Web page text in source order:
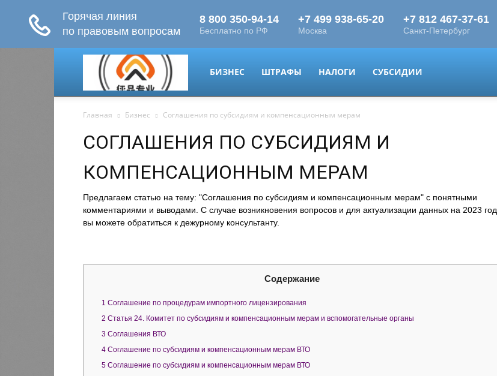
migrant-
plus.ru
БИЗНЕС ШТРАФЫ НАЛОГИ СУБСИДИИ
Главная Бизнес Соглашения по субсидиям и компенсационным мерам
СОГЛАШЕНИЯ ПО СУБСИДИЯМ И
КОМПЕНСАЦИОННЫМ МЕРАМ
Предлагаем статью на тему: "Соглашения по субсидиям и компенсационным мерам" с понятными
комментариями и выводами. С случае возникновения вопросов и для актуализации данных на 2023 год
вы можете обратиться к дежурному консультанту.
Содержание
1 Соглашение по процедурам импортного лицензирования
2 Статья 24. Комитет по субсидиям и компенсационным мерам и вспомогательные органы
3 Cоглашения ВТО
4 Соглашение по субсидиям и компенсационным мерам ВТО
5 Соглашение по субсидиям и компенсационным мерам ВТО